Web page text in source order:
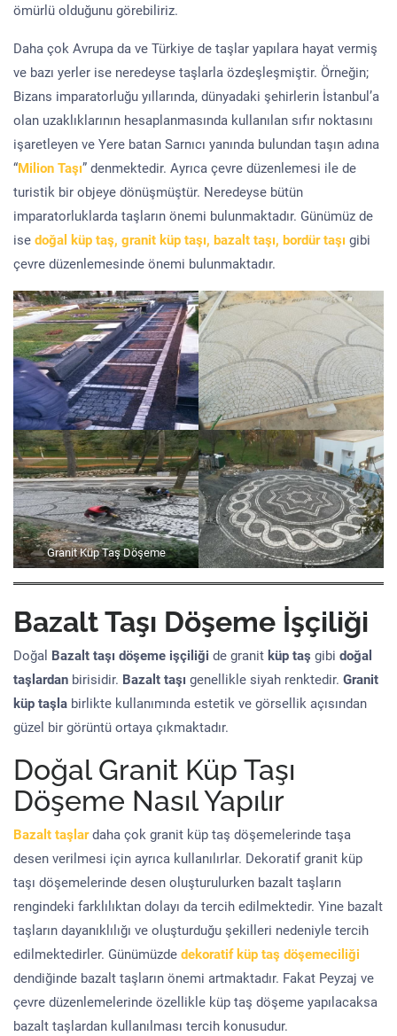
ömürlü olduğunu görebiliriz.
Daha çok Avrupa da ve Türkiye de taşlar yapılara hayat vermiş
ve bazı yerler ise neredeyse taşlarla özdeşleşmiştir. Örneğin;
Bizans imparatorluğu yıllarında, dünyadaki şehirlerin İstanbul’a
olan uzaklıklarının hesaplanmasında kullanılan sıfır noktasını
işaretleyen ve Yere batan Sarnıcı yanında bulundan taşın adına
“Milion Taşı” denmektedir. Ayrıca çevre düzenlemesi ile de
turistik bir objeye dönüşmüştür. Neredeyse bütün
imparatorluklarda taşların önemi bulunmaktadır. Günümüz de
ise doğal küp taş, granit küp taşı, bazalt taşı, bordür taşı gibi
çevre düzenlemesinde önemi bulunmaktadır.
Granit Küp Taş Döşeme
Bazalt Taşı Döşeme İşçiliği
Doğal Bazalt taşı döşeme işçiliği de granit küp taş gibi doğal
taşlardan birisidir. Bazalt taşı genellikle siyah renktedir. Granit
küp taşla birlikte kullanımında estetik ve görsellik açısından
güzel bir görüntü ortaya çıkmaktadır.
Doğal Granit Küp Taşı
Döşeme Nasıl Yapılır
Bazalt taşlardaha çok granit küp taş döşemelerinde taşa
desen verilmesi için ayrıca kullanılırlar. Dekoratif granit küp
taşı döşemelerinde desen oluşturulurken bazalt taşların
rengindeki farklılıktan dolayı da tercih edilmektedir. Yine bazalt
taşların dayanıklılığı ve oluşturduğu şekilleri nedeniyle tercih
edilmektedirler. Günümüzde dekoratif küp taş döşemeciliği
dendiğinde bazalt taşların önemi artmaktadır. Fakat Peyzaj ve
çevre düzenlemelerinde özellikle küp taş döşeme yapılacaksa
bazalt taşlardan kullanılması tercih konusudur.